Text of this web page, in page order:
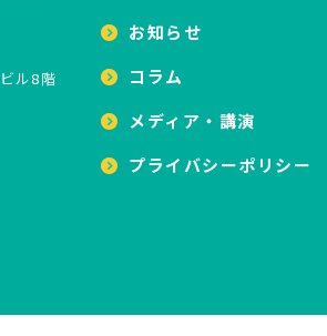
ル8階
お知らせ
コラム
メディア・講演
プライバシーポリシー